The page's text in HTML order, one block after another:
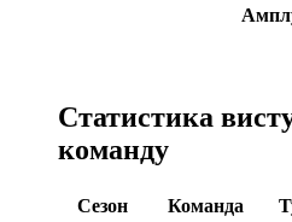
Статистика
команду
Сезон Команда